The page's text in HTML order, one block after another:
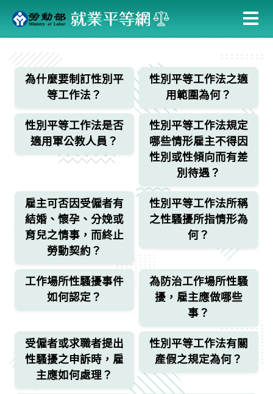
主
為什麼要制訂性別平
等工作法？
性別平等工作法之適
用範圍為何？
性別平等工作法是否
適用軍公教人員？
性別平等工作法規定
哪些情形雇主不得因
性別或性傾向而有差
別待遇？
雇主可否因受僱者有
結婚、懷孕、分娩或
育兒之情事，而終止
勞動契約？
性別平等工作法所稱
之性騷擾所指情形為
何？
工作場所性騷擾事件
如何認定？
為防治工作場所性騷
擾，雇主應做哪些
事？
受僱者或求職者提出
性騷擾之申訴時，雇
主應如何處理？
性別平等工作法有關
產假之規定為何？